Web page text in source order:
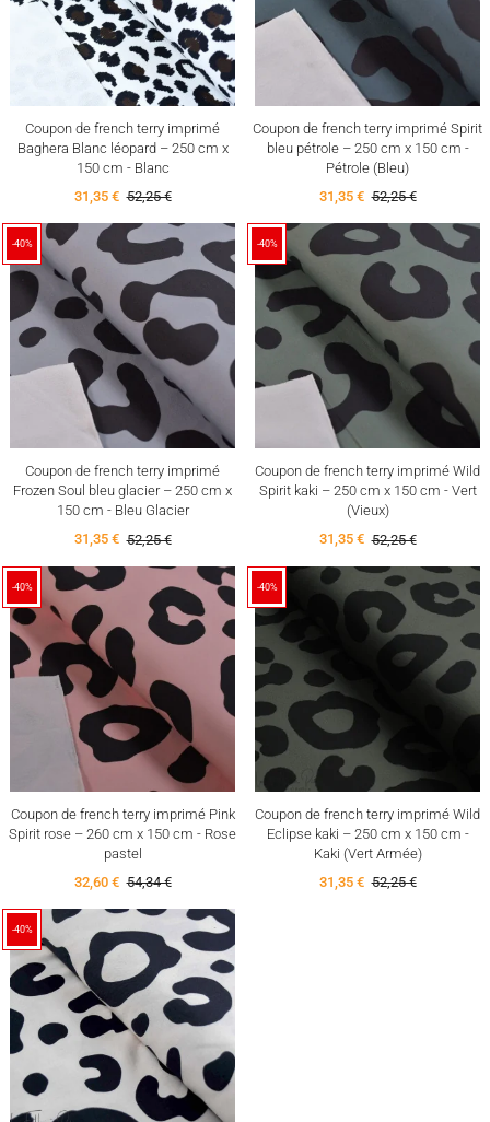
Coupon de french terry imprimé
Baghera Blanc léopard – 250 cm x
150 cm - Blanc
31,35 € 52,25 €
Coupon de french terry imprimé Spirit
bleu pétrole – 250 cm x 150 cm -
Pétrole (Bleu)
31,35 € 52,25 €
-40%
Coupon de french terry imprimé
Frozen Soul bleu glacier – 250 cm x
150 cm - Bleu Glacier
31,35 € 52,25 €
-40%
Coupon de french terry imprimé Wild
Spirit kaki – 250 cm x 150 cm - Vert
(Vieux)
31,35 € 52,25 €
-40%
Coupon de french terry imprimé Pink
Spirit rose – 260 cm x 150 cm - Rose
pastel
32,60 € 54,34 €
-40%
Coupon de french terry imprimé Wild
Eclipse kaki – 250 cm x 150 cm -
Kaki (Vert Armée)
31,35 € 52,25 €
-40%